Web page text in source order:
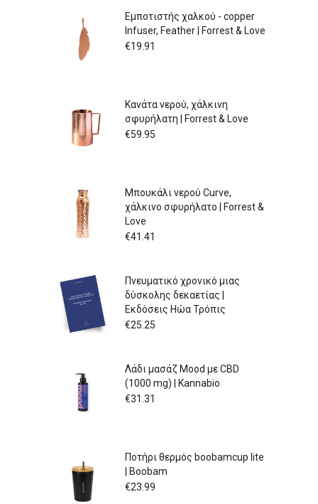
Εμποτιστής χαλκού - copper
Infuser, Feather | Forrest & Love
€19.91
Κανάτα νερού, χάλκινη
σφυρήλατη | Forrest & Love
€59.95
Μπουκάλι νερού Curve,
χάλκινο σφυρήλατο | Forrest &
Love
€41.41
Πνευματικό χρονικό μιας
δύσκολης δεκαετίας |
Εκδόσεις Ηώα Τρόπις
€25.25
Λάδι μασάζ Mood με CBD
(1000 mg) | Kannabio
€31.31
Ποτήρι θερμός boobamcup lite
| Boobam
€23.99